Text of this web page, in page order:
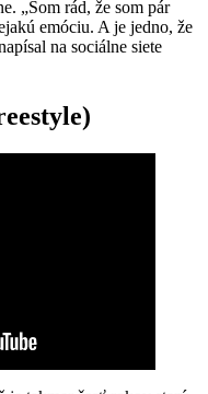
„Som rád, že som pár
emóciu. A je jedno, že
na sociálne siete